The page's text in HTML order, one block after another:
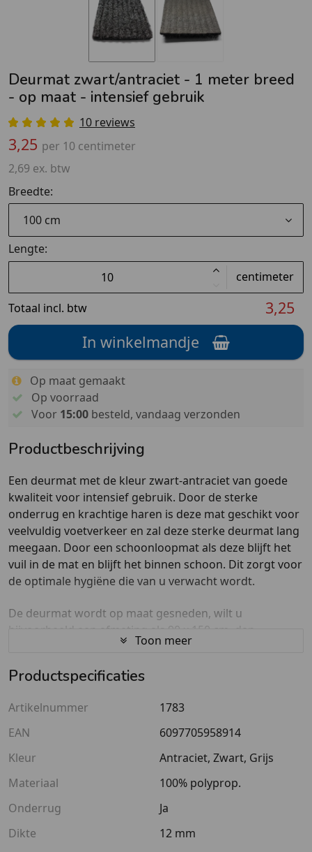
Deurmat zwart/antraciet - 1 meter breed
- op maat - intensief gebruik
10 reviews
3,25 per 10 centimeter
2,69 ex. btw
Breedte:
100 cm
Lengte:
centimeter
Totaal incl. btw
3,25
In winkelmandje
Op maat gemaakt
Op voorraad
Voor 15:00besteld, vandaag verzonden
Productbeschrijving
Een deurmat met de kleur zwart-antraciet van goede
kwaliteit voor intensief gebruik. Door de sterke
onderrug en krachtige haren is deze mat geschikt voor
veelvuldig voetverkeer en zal deze sterke deurmat lang
meegaan. Door een schoonloopmat als deze blijft het
vuil in de mat en blijft het binnen schoon. Dit zorgt voor
de optimale hygiëne die van u verwacht wordt.
De deurmat wordt op maat gesneden, wilt u
bijvoorbeeld een afmeting als 90 x 150 cm, dan
selecteert u bij aantal lengte 150 cm en vult u in het
afmetingen in.
Wat maakt deze zwarte deurmat speciaal?
Voor intensief gebruik
Heeft een sterke anti-slip onderrug
Is eenvoudig te reiningen
Toon meer
Productspecificaties
Artikelnummer
1783
EAN
6097705958914
Kleur
Antraciet, Zwart, Grijs
Materiaal
100% polyprop.
Onderrug
Ja
Dikte
12 mm